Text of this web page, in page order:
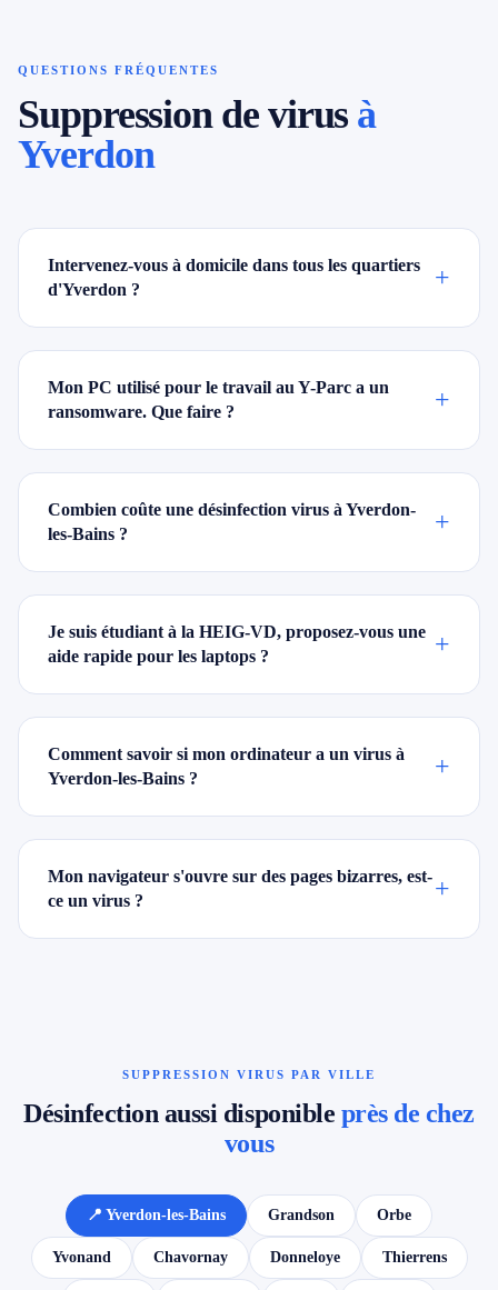
QUESTIONS FRÉQUENTES
Suppression de virus à
Yverdon
Intervenez-vous à domicile dans tous les quartiers
d'Yverdon ?
+
Mon PC utilisé pour le travail au Y-Parc a un
ransomware. Que faire ?
+
Combien coûte une désinfection virus à Yverdon-
les-Bains ?
+
Je suis étudiant à la HEIG-VD, proposez-vous une
aide rapide pour les laptops ?
+
Comment savoir si mon ordinateur a un virus à
Yverdon-les-Bains ?
+
Mon navigateur s'ouvre sur des pages bizarres, est-
ce un virus ?
+
SUPPRESSION VIRUS PAR VILLE
Désinfection aussi disponible près de chez
vous
📍 Yverdon-les-Bains Grandson Orbe
Yvonand Chavornay Donneloye Thierrens